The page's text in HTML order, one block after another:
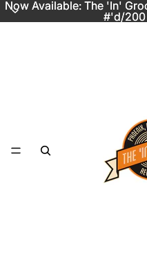
Now Available: The 'In'
#'d/200
Now Available: The 'In'
#'d/200